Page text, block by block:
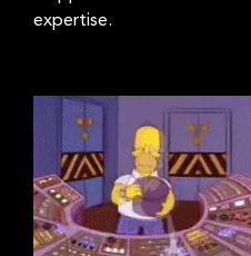
expertise.